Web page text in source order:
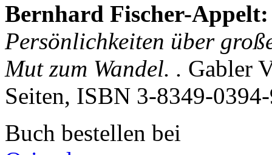
Bernhard Fischer-Appelt:
Persönlichkeiten über
Mut zum Wandel. . Gabler
Seiten, ISBN 3-8349-
Buch bestellen bei